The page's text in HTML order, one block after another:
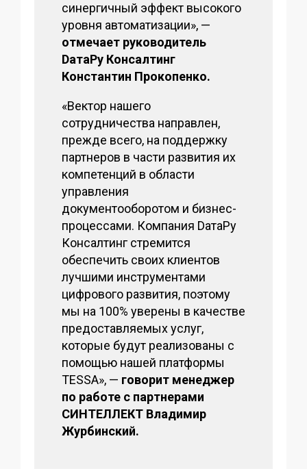
синергичный эффект высокого
уровня автоматизации», —
отмечает руководитель
DатаРу Консалтинг
Константин Прокопенко.
«Вектор нашего
сотрудничества направлен,
прежде всего, на поддержку
партнеров в части развития их
компетенций в области
управления
документооборотом и бизнес-
процессами. Компания DатаРу
Консалтинг стремится
обеспечить своих клиентов
лучшими инструментами
цифрового развития, поэтому
мы на 100% уверены в качестве
предоставляемых услуг,
которые будут реализованы с
помощью нашей платформы
TESSA», — говорит менеджер
по работе с партнерами
СИНТЕЛЛЕКТ Владимир
Журбинский.